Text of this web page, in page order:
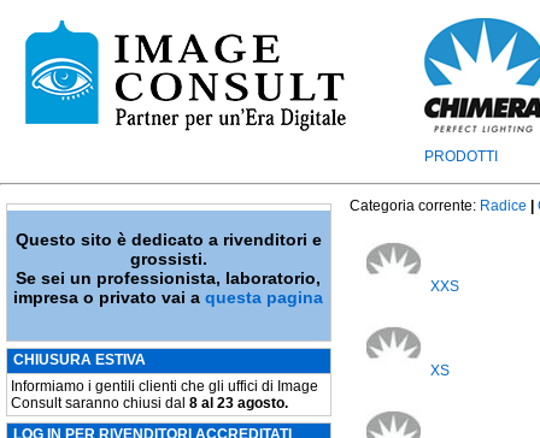
PRODOTTI
Questo sito è dedicato a rivenditori e
grossisti.
Se sei un professionista, laboratorio,
impresa o privato vai aquesta pagina
CHIUSURA ESTIVA
Informiamo i gentili clienti che gli uffici di Image
Consult saranno chiusi dal 8 al 23 agosto.
LOG IN PER RIVENDITORI ACCREDITATI
Categoria corrente: Radice
XXS
XS